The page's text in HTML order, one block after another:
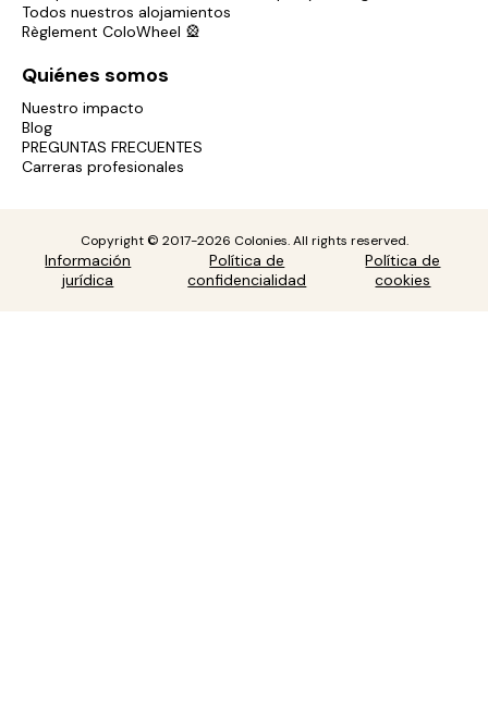
Todos nuestros alojamientos
Règlement ColoWheel 🎡
Quiénes somos
Nuestro impacto
Blog
PREGUNTAS FRECUENTES
Carreras profesionales
Copyright © 2017-2026 Colonies. All rights reserved.
Información
jurídica
Política de
confidencialidad
Política de
cookies